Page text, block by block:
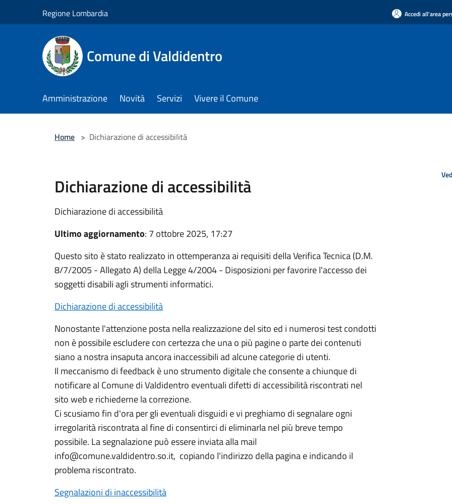
Regione Lombardia Accedi all'area
Comune di Valdidentro
Amministrazione Novità Servizi Vivere il Comune
Home > Dichiarazione di accessibilità
Dichiarazione di accessibilità
Dichiarazione di accessibilità
Ultimo aggiornamento: 7 ottobre 2025, 17:27
Questo sito è stato realizzato in ottemperanza ai requisiti della Verifica Tecnica (D.M.
8/7/2005 - Allegato A) della Legge 4/2004 - Disposizioni per favorire l'accesso dei
soggetti disabili agli strumenti informatici.
Dichiarazione di accessibilità
Nonostante l'attenzione posta nella realizzazione del sito ed i numerosi test condotti
non è possibile escludere con certezza che una o più pagine o parte dei contenuti
siano a nostra insaputa ancora inaccessibili ad alcune categorie di utenti.
Il meccanismo di feedback è uno strumento digitale che consente a chiunque di
notificare al Comune di Valdidentro eventuali difetti di accessibilità riscontrati nel
sito web e richiederne la correzione.
Ci scusiamo fin d'ora per gli eventuali disguidi e vi preghiamo di segnalare ogni
irregolarità riscontrata al fine di consentirci di eliminarla nel più breve tempo
possibile. La segnalazione può essere inviata alla mail
info@comune.valdidentro.so.it, copiando l'indirizzo della pagina e indicando il
problema riscontrato.
Segnalazioni di inaccessibilità